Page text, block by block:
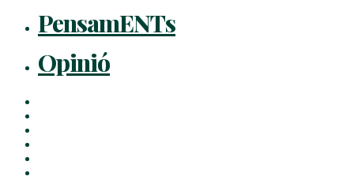
PensamENTs
Opinió